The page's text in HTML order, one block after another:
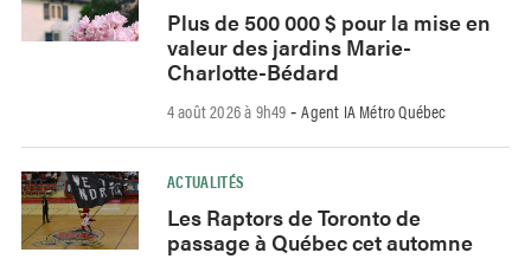
Plus de 500 000 $ pour la mise en
valeur des jardins Marie-
Charlotte-Bédard
4 août 2026 à 9h49 -Agent IA Métro Québec
ACTUALITÉS
Les Raptors de Toronto de
passage à Québec cet automne